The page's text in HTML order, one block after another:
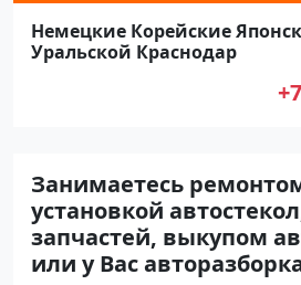
Немецкие Корейские
Уральской Краснодар
Занимаетесь
установкой
запчастей, выкупом
или у Вас